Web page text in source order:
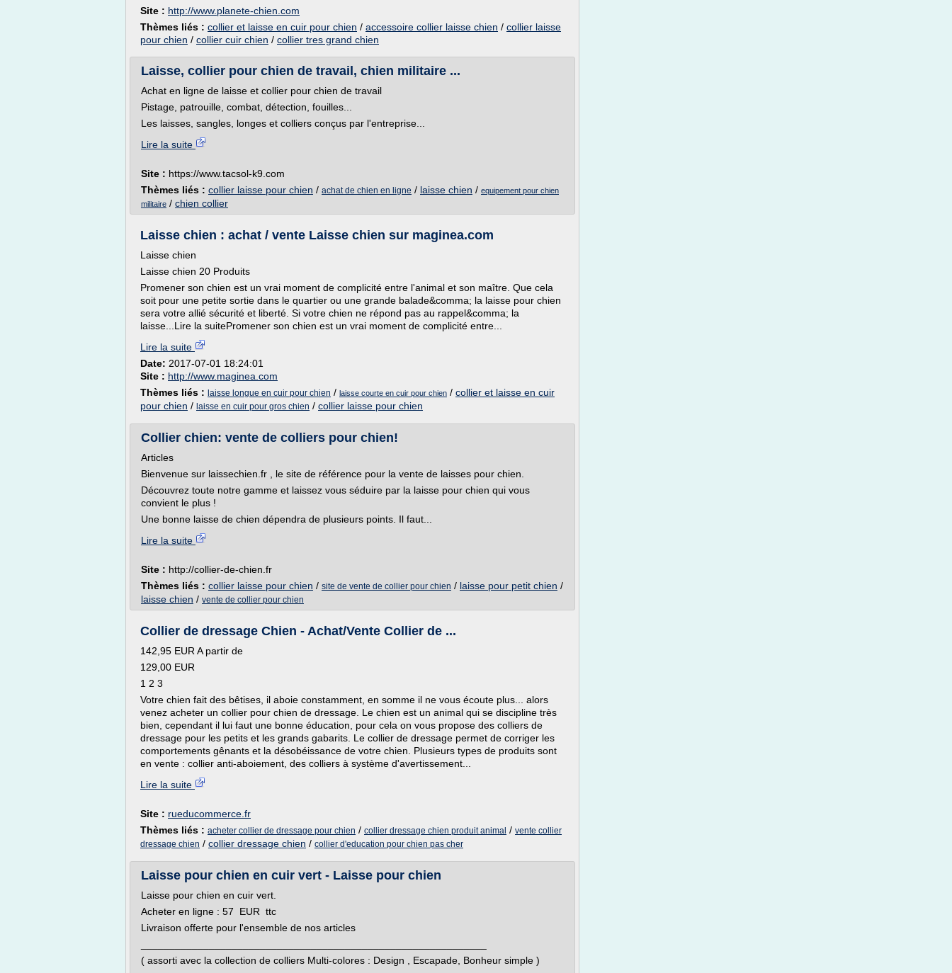
Site : http://www.planete-chien.com
Thèmes liés : collier et laisse en cuir pour chien / accessoire collier laisse chien / collier laisse
pour chien / collier cuir chien / collier tres grand chien
Laisse, collier pour chien de travail, chien militaire ...
Achat en ligne de laisse et collier pour chien de travail
Pistage, patrouille, combat, détection, fouilles...
Les laisses, sangles, longes et colliers conçus par l'entreprise...
Lire la suite
Site : https://www.tacsol-k9.com
Thèmes liés : collier laisse pour chien / achat de chien en ligne / laisse chien / equipement pour chien
militaire / chien collier
Laisse chien : achat / vente Laisse chien sur maginea.com
Laisse chien
Laisse chien 20 Produits
Promener son chien est un vrai moment de complicité entre l'animal et son maître. Que cela
soit pour une petite sortie dans le quartier ou une grande balade&comma; la laisse pour chien
sera votre allié sécurité et liberté. Si votre chien ne répond pas au rappel&comma; la
laisse...Lire la suitePromener son chien est un vrai moment de complicité entre...
Lire la suite
Date: 2017-07-01 18:24:01
Site : http://www.maginea.com
Thèmes liés : laisse longue en cuir pour chien / laisse courte en cuir pour chien / collier et laisse en cuir
pour chien / laisse en cuir pour gros chien / collier laisse pour chien
Collier chien: vente de colliers pour chien!
Articles
Bienvenue sur laissechien.fr , le site de référence pour la vente de laisses pour chien.
Découvrez toute notre gamme et laissez vous séduire par la laisse pour chien qui vous
convient le plus !
Une bonne laisse de chien dépendra de plusieurs points. Il faut...
Lire la suite
Site : http://collier-de-chien.fr
Thèmes liés : collier laisse pour chien / site de vente de collier pour chien / laisse pour petit chien /
laisse chien / vente de collier pour chien
Collier de dressage Chien - Achat/Vente Collier de ...
142,95 EUR A partir de
129,00 EUR
1 2 3
Votre chien fait des bêtises, il aboie constamment, en somme il ne vous écoute plus... alors
venez acheter un collier pour chien de dressage. Le chien est un animal qui se discipline très
bien, cependant il lui faut une bonne éducation, pour cela on vous propose des colliers de
dressage pour les petits et les grands gabarits. Le collier de dressage permet de corriger les
comportements gênants et la désobéissance de votre chien. Plusieurs types de produits sont
en vente : collier anti-aboiement, des colliers à système d'avertissement...
Lire la suite
Site : rueducommerce.fr
Thèmes liés : acheter collier de dressage pour chien / collier dressage chien produit animal / vente collier
dressage chien / collier dressage chien / collier d'education pour chien pas cher
Laisse pour chien en cuir vert - Laisse pour chien
Laisse pour chien en cuir vert.
Acheter en ligne : 57 EUR ttc
Livraison offerte pour l'ensemble de nos articles
( assorti avec la collection de colliers Multi-colores : Design , Escapade, Bonheur simple )